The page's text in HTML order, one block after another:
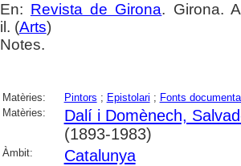
En: Revista de Girona. Girona.
il. (Arts)
Notes.
Matèries: Pintors ; Epistolari ; Fonts
Matèries:
Dalí i Domènech,
(1893-1983)
Àmbit: Catalunya